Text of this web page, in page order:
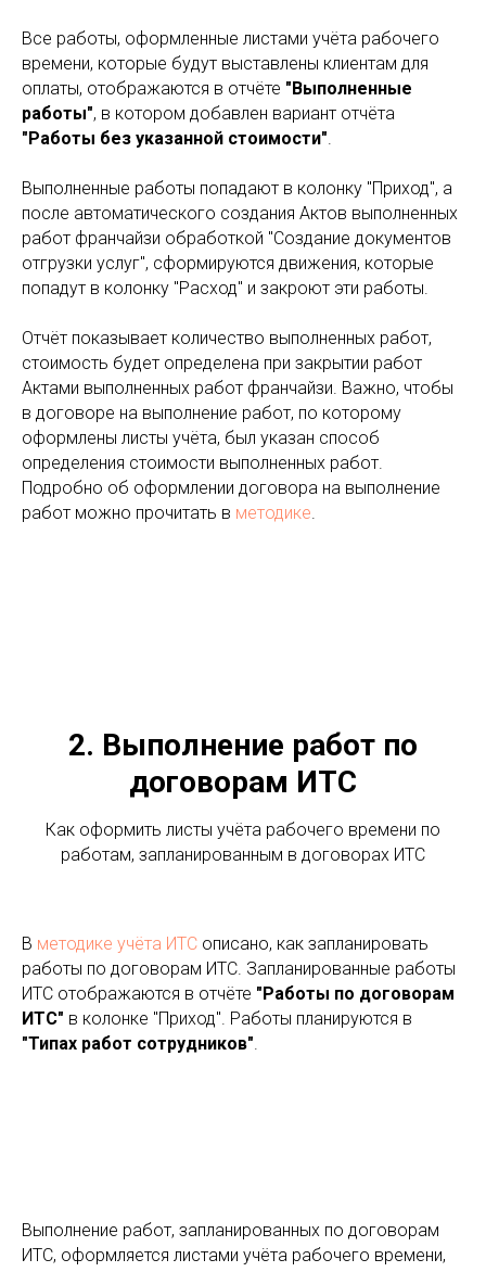
Все работы, оформленные листами учёта рабочего
времени, которые будут выставлены клиентам для
оплаты, отображаются в отчёте "Выполненные
работы", в котором добавлен вариант отчёта
"Работы без указанной стоимости".
Выполненные работы попадают в колонку "Приход", а
после автоматического создания Актов выполненных
работ франчайзи обработкой "Создание документов
отгрузки услуг", сформируются движения, которые
попадут в колонку "Расход" и закроют эти работы.
Отчёт показывает количество выполненных работ,
стоимость будет определена при закрытии работ
Актами выполненных работ франчайзи. Важно, чтобы
в договоре на выполнение работ, по которому
оформлены листы учёта, был указан способ
определения стоимости выполненных работ.
Подробно об оформлении договора на выполнение
работ можно прочитать в методике.
2. Выполнение работ по
договорам ИТС
Как оформить листы учёта рабочего времени по
работам, запланированным в договорах ИТС
В методике учёта ИТС описано, как запланировать
работы по договорам ИТС. Запланированные работы
ИТС отображаются в отчёте "Работы по договорам
ИТС" в колонке "Приход". Работы планируются в
"Типах работ сотрудников".
Выполнение работ, запланированных по договорам
ИТС, оформляется листами учёта рабочего времени,